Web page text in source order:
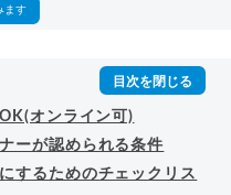
ント
ます
オンライン可)
ーが認められる条件
するためのチェックリス